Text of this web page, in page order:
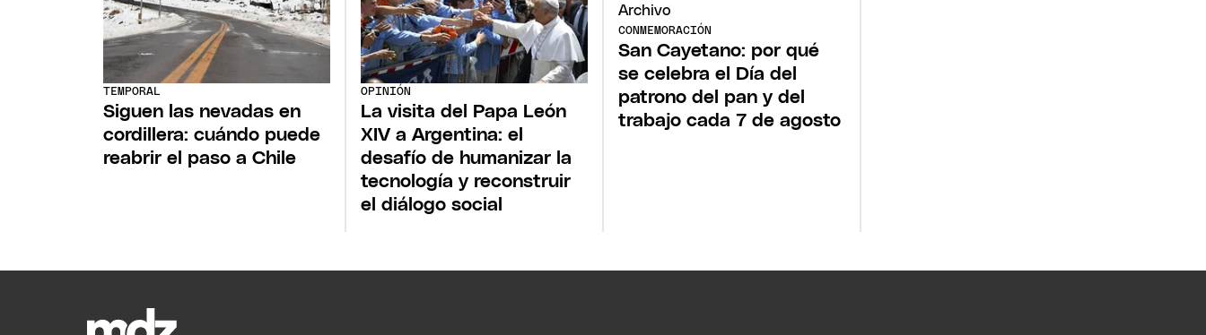
TEMPORAL
Siguen las nevadas en
cordillera: cuándo puede
reabrir el paso a Chile
OPINIÓN
La visita del Papa León
XIV a Argentina: el
desafío de humanizar la
tecnología y reconstruir
el diálogo social
CONMEMORACIÓN
San Cayetano: por qué
se celebra el Día del
patrono del pan y del
trabajo cada 7 de agosto